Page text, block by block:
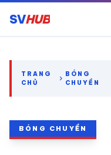
SVHUB
THỂ THAO TRONG
TRANG
CHỦ
chevron_right BÓNG
CHUYỀN
BÓNG CHUYỀN